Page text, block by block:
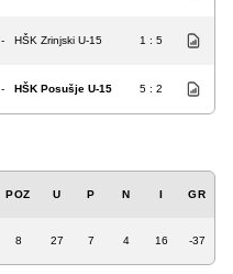
- HŠK Zrinjski U-15 1 : 5
- HŠK Posušje U-15 5 : 2
POZ U P N I GR
8 27 7 4 16 -37